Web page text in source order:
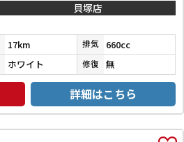
貝塚店
17km 排気 660cc
ホワイト 修復 無
詳細はこちら